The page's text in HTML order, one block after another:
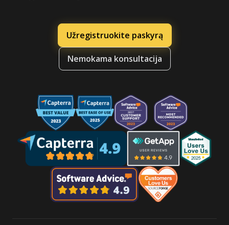
Užregistruokite paskyrą
Nemokama konsultacija